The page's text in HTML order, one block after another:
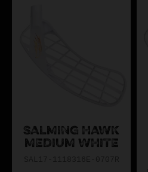
SALMING HAWK
MEDIUM WHITE